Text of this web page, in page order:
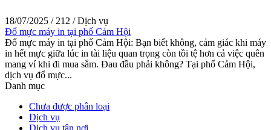
18/07/2025 / 212 /Dịch vụ
Đổ mực máy in tại phố Cảm Hội
Đổ mực máy in tại phố Cảm Hội: Bạn biết không, cảm giác khi máy
in hết mực giữa lúc in tài liệu quan trọng còn tồi tệ hơn cả việc quên
mang ví khi đi mua sắm. Đau đầu phải không? Tại phố Cảm Hội,
dịch vụ đổ mực...
Danh mục
Chưa được phân loại
Dịch vụ
Dịch vụ tân nơi